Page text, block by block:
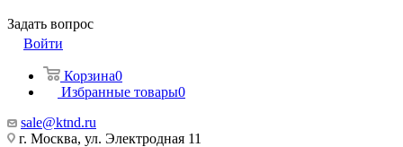
Задать вопрос
Войти
Корзина0
Избранные товары0
sale@ktnd.ru
г. Москва, ул. Электродная 11